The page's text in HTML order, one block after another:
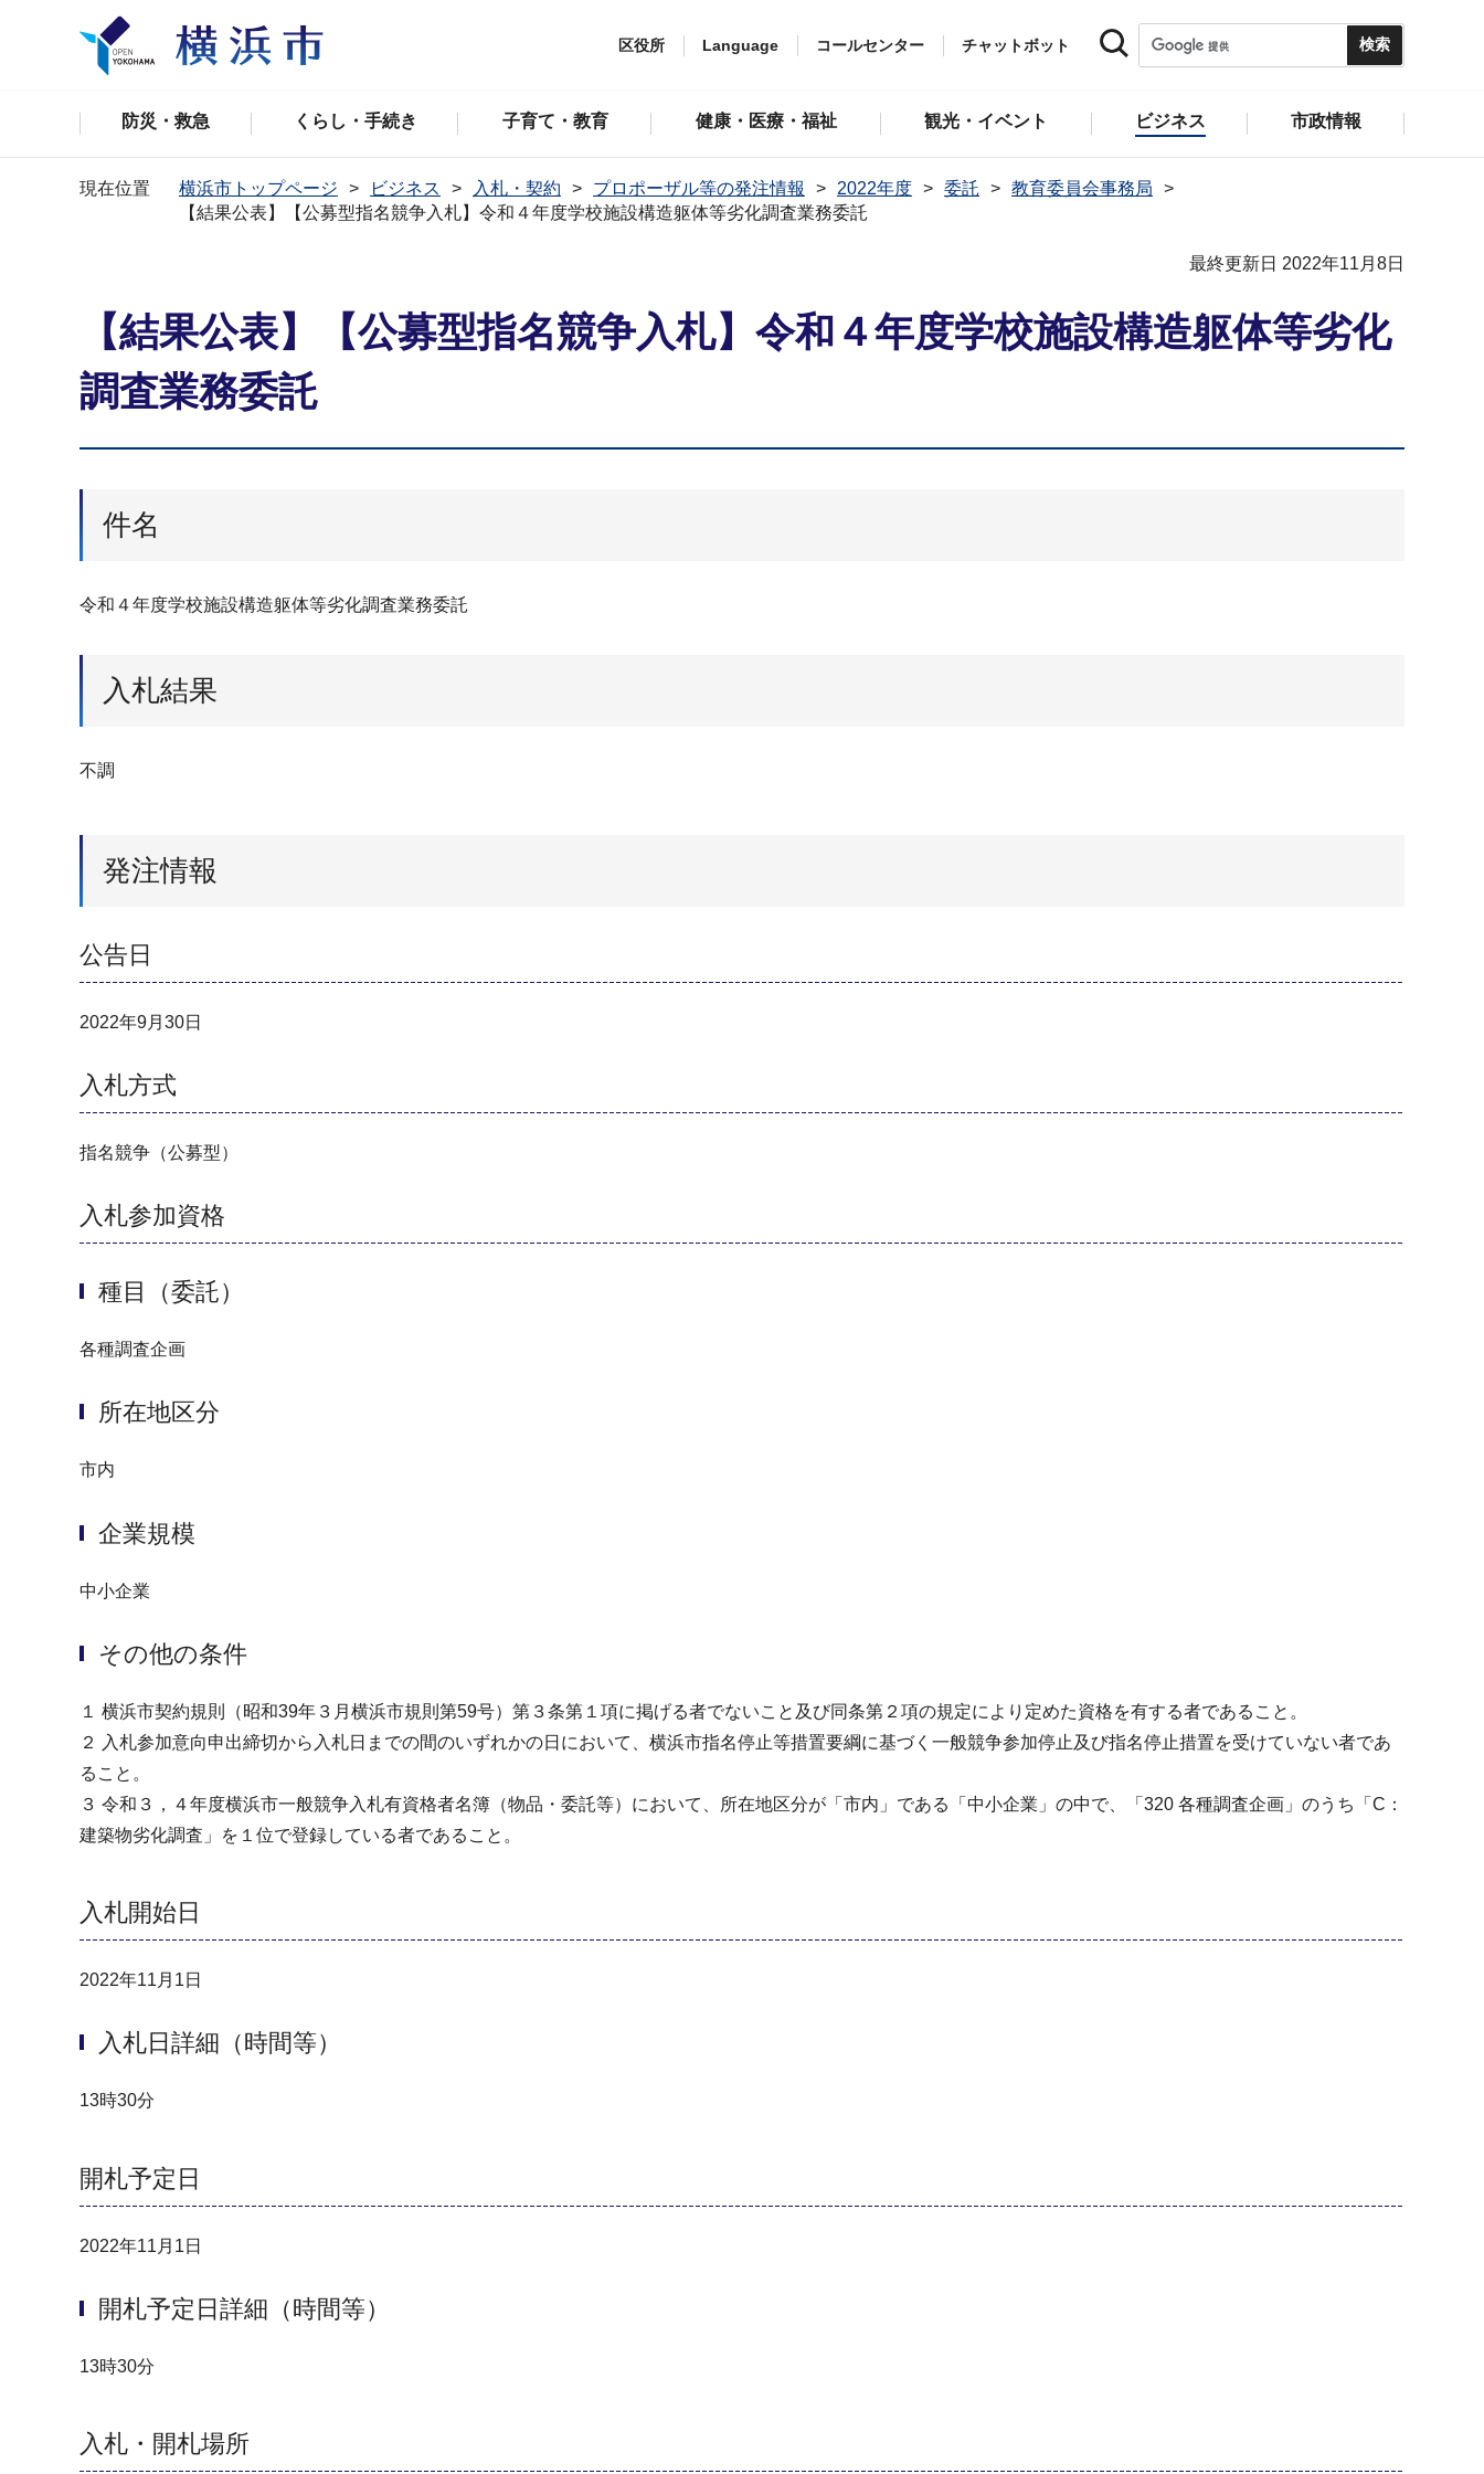
区役所 Language コールセンター チャットボット
防災・救急 くらし・手続き 子育て・教育 健康・医療・福祉 観光・イベント ビジネス 市政情報
現在位置 横浜市トップページ ビジネス 入札・契約 プロポーザル等の発注情報 2022年度 委託
教育委員会事務局
【結果公表】【公募型指名競争入札】令和４年度学校施設構造躯体等劣化調査業務委託
最終更新日 2022年11月8日
【結果公表】【公募型指名競争入札】令和４年度学校施設構造躯体等劣化
調査業務委託
件名
令和４年度学校施設構造躯体等劣化調査業務委託
入札結果
不調
発注情報
公告日
2022年9月30日
入札方式
指名競争（公募型）
入札参加資格
種目（委託）
各種調査企画
所在地区分
市内
企業規模
中小企業
その他の条件
１ 横浜市契約規則（昭和39年３月横浜市規則第59号）第３条第１項に掲げる者でないこと及び同条第２項の規定により定めた資格を有する者であること。
２ 入札参加意向申出締切から入札日までの間のいずれかの日において、横浜市指名停止等措置要綱に基づく一般競争参加停止及び指名停止措置を受けていない者であ
ること。
３ 令和３，４年度横浜市一般競争入札有資格者名簿（物品・委託等）において、所在地区分が「市内」である「中小企業」の中で、「320 各種調査企画」のうち「C：
建築物劣化調査」を１位で登録している者であること。
入札開始日
2022年11月1日
入札日詳細（時間等）
13時30分
開札予定日
2022年11月1日
開札予定日詳細（時間等）
13時30分
入札・開札場所